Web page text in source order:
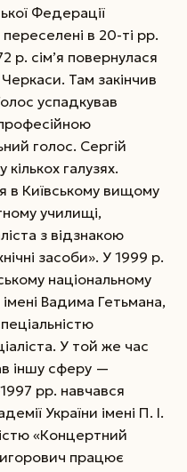
Федерації
переселені в 20-ті рр.
р. сім’я повернулася
Там закінчив
успадкував
голос. Сергій
галузях.
в Київському вищому
училищі,
з відзнакою
засоби». У 1999 р.
національному
Вадима Гетьмана,
У той же час
іншу сферу —
рр. навчався
України імені П. І.
«Концертний
працює